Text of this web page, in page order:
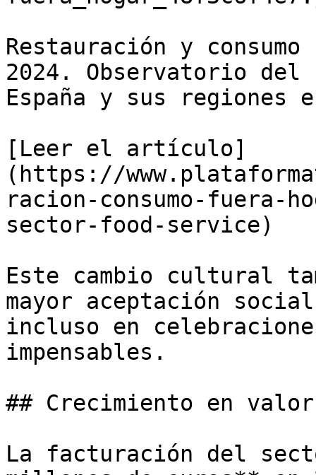
Restauración y
2024. Observatorio del
España y sus regiones
[Leer el artículo]
(https://
racion-consumo-fuera-
sector-food-service)
Este cambio cultural
mayor aceptación
incluso en
impensables.
## Crecimiento en
La facturación del